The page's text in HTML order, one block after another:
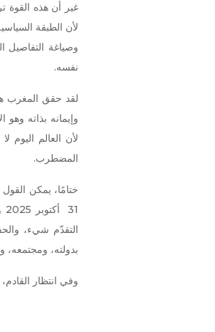
غير أن هذه القوة
لأن الطبقة
وصياغة التفاصيل
نفسه.
لقد حقق المغرب
وإيمانه بذاته
لأن العالم
المضطرب.
ختامًا، يمكن
التقدّم شيء،
بدولته، ومجتمعه،
وفي انتظار